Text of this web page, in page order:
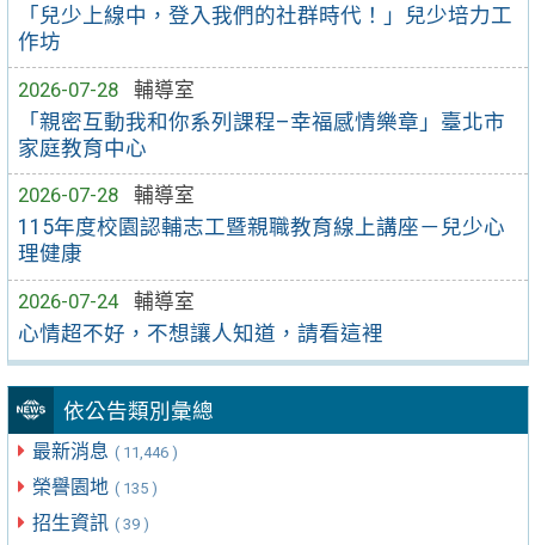
「兒少上線中，登入我們的社群時代！」兒少培力工
作坊
2026-07-28
輔導室
「親密互動我和你系列課程–幸福感情樂章」臺北市
家庭教育中心
2026-07-28
輔導室
115年度校園認輔志工暨親職教育線上講座－兒少心
理健康
2026-07-24
輔導室
心情超不好，不想讓人知道，請看這裡
依公告類別彙總
最新消息 ( 11,446 )
榮譽園地 ( 135 )
招生資訊 ( 39 )